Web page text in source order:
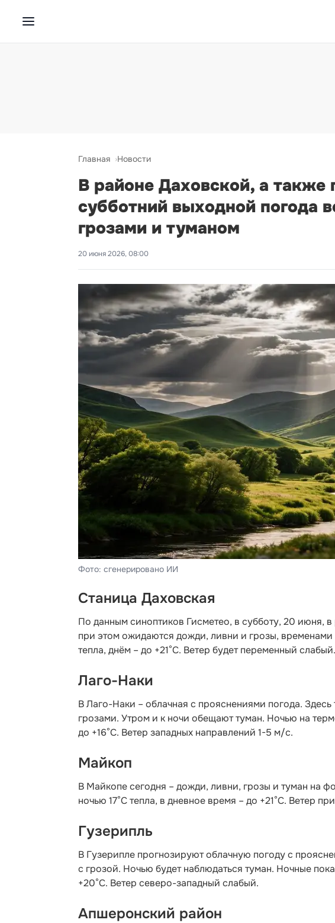
Главная Новости
В районе Даховской, а
субботний выходной погода
грозами и туманом
20 июня 2026, 08:00
Фото: сгенерировано ИИ
Станица Даховская
По данным синоптиков Гисметео, в субботу, 20 июня,
при этом ожидаются дожди, ливни и грозы, временами
тепла, днём – до +21°С. Ветер будет переменный слабый.
Лаго-Наки
В Лаго-Наки – облачная с прояснениями погода.
грозами. Утром и к ночи обещают туман. Ночью на
до +16°С. Ветер западных направлений 1-5 м/с.
Майкоп
В Майкопе сегодня – дожди, ливни, грозы и туман на
ночью 17°С тепла, в дневное время – до +21°С. Ветер
Гузерипль
В Гузерипле прогнозируют облачную погоду с
с грозой. Ночью будет наблюдаться туман. Ночные
+20°С. Ветер северо-западный слабый.
Апшеронский район